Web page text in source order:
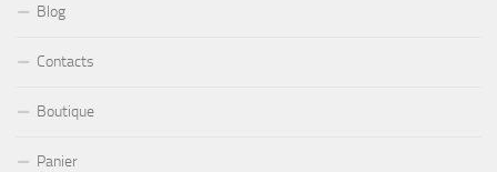
Blog
Contacts
Boutique
Panier